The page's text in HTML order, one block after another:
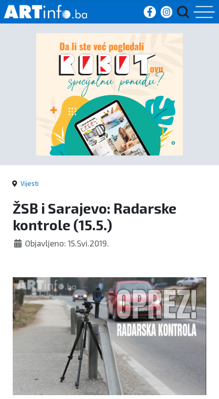
Početna
Kultura
kronika
Politika
Zanimljivosti
Vijesti
ŽSB i Sarajevo: Radarske
kontrole (15.5.)
Objavljeno: 15.Svi.2019.